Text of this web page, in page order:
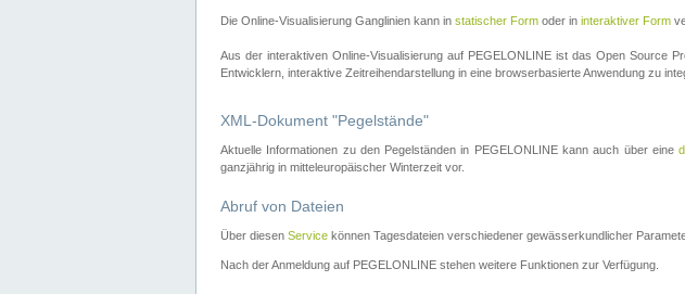
Die Online-Visualisierung Ganglinien kann in statischer Form oder in interaktiver Form
Aus der interaktiven Online-Visualisierung auf PEGELONLINE ist das Open Source
Entwicklern, interaktive Zeitreihendarstellung in eine browserbasierte Anwendung zu
XML-Dokument "Pegelstände"
Aktuelle Informationen zu den Pegelständen in PEGELONLINE kann auch über eine
ganzjährig in mitteleuropäischer Winterzeit vor.
Abruf von Dateien
Über diesen Service können Tagesdateien verschiedener gewässerkundlicher
Nach der Anmeldung auf PEGELONLINE stehen weitere Funktionen zur Verfügung.